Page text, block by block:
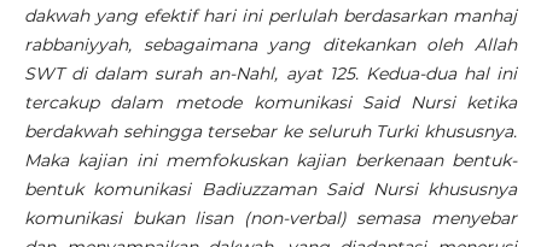
dakwah yang efektif hari ini perlulah berdasarkan manhaj
rabbaniyyah, sebagaimana yang ditekankan oleh Allah
SWT di dalam surah an-Nahl, ayat 125. Kedua-dua hal ini
tercakup dalam metode komunikasi Said Nursi ketika
berdakwah sehingga tersebar ke seluruh Turki khususnya.
Maka kajian ini memfokuskan kajian berkenaan bentuk-
bentuk komunikasi Badiuzzaman Said Nursi khususnya
komunikasi bukan lisan (non-verbal) semasa menyebar